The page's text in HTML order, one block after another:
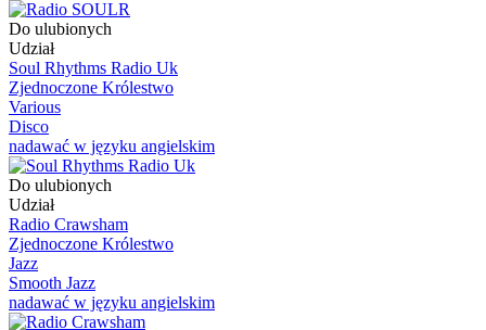
Do ulubionych
Udział
Soul Rhythms Radio Uk
Zjednoczone Królestwo
Various
Disco
nadawać w języku angielskim
Do ulubionych
Udział
Radio Crawsham
Zjednoczone Królestwo
Jazz
Smooth Jazz
nadawać w języku angielskim